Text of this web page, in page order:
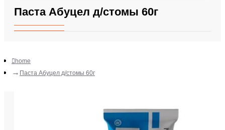
Паста Абуцел д/стомы 60г
home
Паста Абуцел д/стомы 60г